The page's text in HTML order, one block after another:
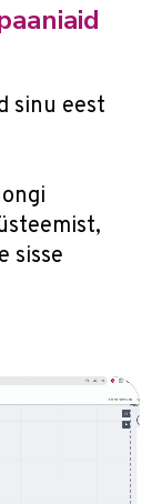
sinu eest
sisse